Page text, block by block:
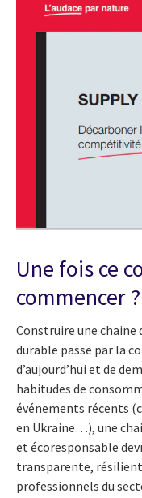
Une fois ce
commencer ?
Construire une
durable passe par la
d’aujourd’hui et de
habitudes de
événements récents
en Ukraine…), une
et écoresponsable
transparente,
professionnels du